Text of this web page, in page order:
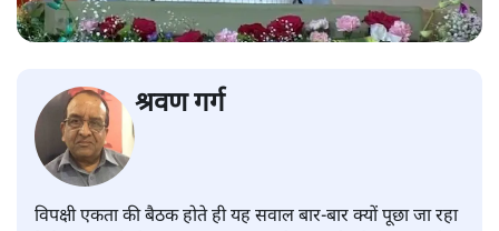
श्रवण गर्ग
विपक्षी एकता की बैठक होते ही यह सवाल बार-बार क्यों पूछा जा रहा